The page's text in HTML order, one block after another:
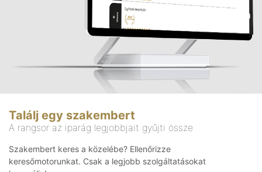
Találj egy szakembert
A rangsor az iparág legjobbjait gyűjti össze
Szakembert keres a közelébe? Ellenőrizze
keresőmotorunkat. Csak a legjobb szolgáltatásokat